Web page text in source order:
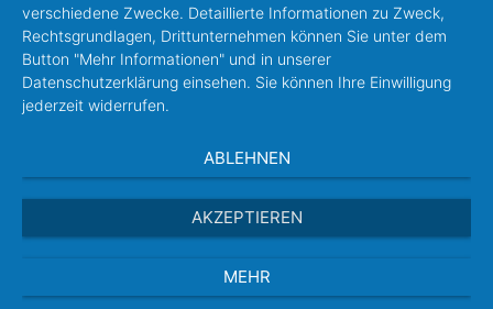
verschiedene Zwecke. Detaillierte Informationen zu Zweck,
Rechtsgrundlagen, Drittunternehmen können Sie unter dem
Button "Mehr Informationen" und in unserer
Datenschutzerklärung einsehen. Sie können Ihre Einwilligung
jederzeit widerrufen.
ABLEHNEN
AKZEPTIEREN
MEHR